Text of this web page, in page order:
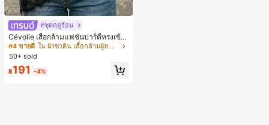
#ชุดฤดูร้อน
Cévolie เสื้อกล้ามแฟชั่นปาร์ตี้ทรงเข้า
รูป เซ็กซี่ คอเดรป คอคาวล์ จับย่น แต่ง
ลูกไม้ ดีไซน์ต่อผ้า เปิดหลัง แขนกุด
#4 ขายดี
ใน ผ้าซาติน เสื้อกล้ามผู้หญิง & Camis
50+ sold
฿191 -4%